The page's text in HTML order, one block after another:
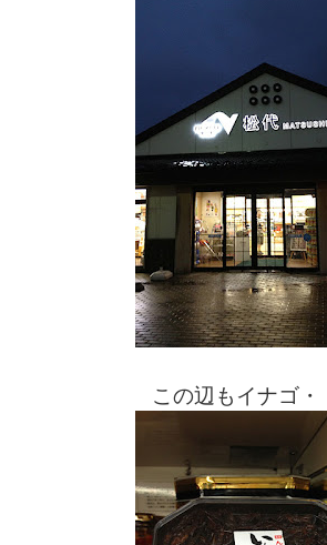
この辺もイナゴ・